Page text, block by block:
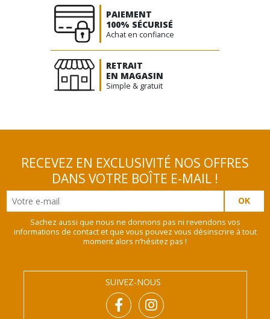
PAIEMENT
100% SÉCURISÉ
Achat en confiance
RETRAIT
EN MAGASIN
Simple & gratuit
RECEVEZ EN EXCLUSIVITÉ NOS OFFRES
DANS VOTRE BOÎTE E-MAIL !
Sachez aussi que nous ne donnons pas ni revendons vos
informations de contact et que vous pouvez vous désinscrire à tout
moment alors n’hésitez pas !
SUIVEZ-NOUS